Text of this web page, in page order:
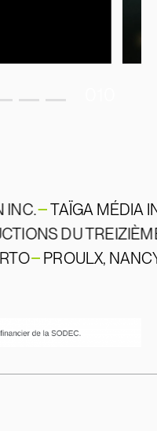
INC.
TAÏGA MÉDIA
DU TREIZIÈME
PROULX,